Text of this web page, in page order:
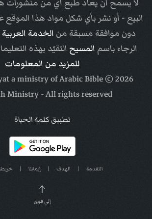
لا يسمح أن يعاد طبع أي من منشورات
البيع - أو نشر بأي شكل مواد هذا الموقع
دون موافقة مسبقة من الخدمة العربية
الرجاء باسم المسيح التقيّد بهذه
للمزيد من المعلومات
2026
© Kalimat Alhayat a ministry of
Arabic Bible
Ministry- All rights reserved
تطبيق كلمة الحياة
التقدمة | الهدف | إيماننا |
إلى فوق